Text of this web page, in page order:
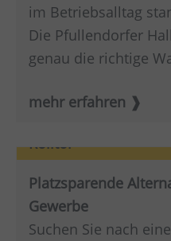
im Betriebsalltag
Die Pfullendorfer
genau die richtige
mehr erfahren
Rolltor
Platzsparende
Gewerbe
Suchen Sie nach